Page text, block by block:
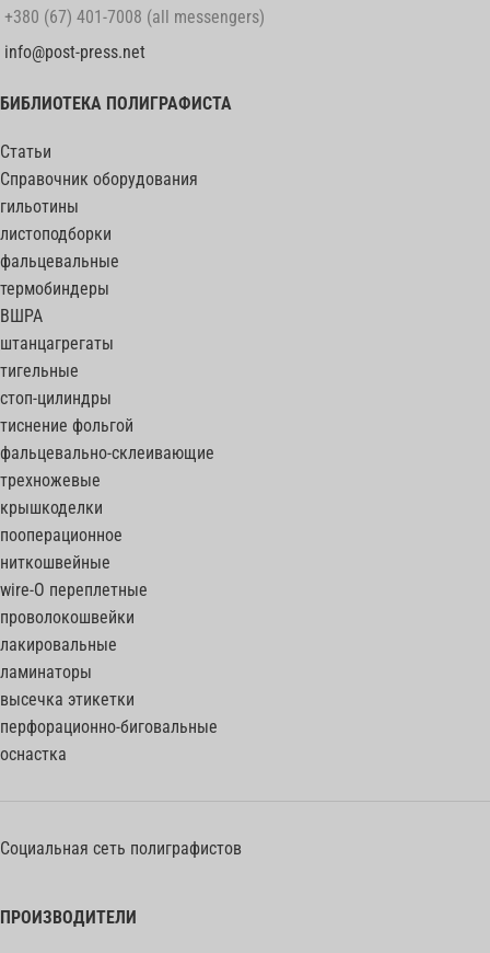
+380 (67) 401-7008 (all messengers)
info@post-press.net
БИБЛИОТЕКА ПОЛИГРАФИСТА
Статьи
Справочник оборудования
гильотины
листоподборки
фальцевальные
термобиндеры
ВШРА
штанцагрегаты
тигельные
стоп-цилиндры
тиснение фольгой
фальцевально-склеивающие
трехножевые
крышкоделки
пооперационное
ниткошвейные
wire-O переплетные
проволокошвейки
лакировальные
ламинаторы
высечка этикетки
перфорационно-биговальные
оснастка
Социальная сеть полиграфистов
ПРОИЗВОДИТЕЛИ